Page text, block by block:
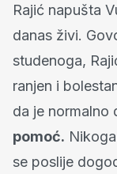
Rajić napušta
danas živi.
studenoga,
ranjen i
da je normalno
pomoć.
se poslije